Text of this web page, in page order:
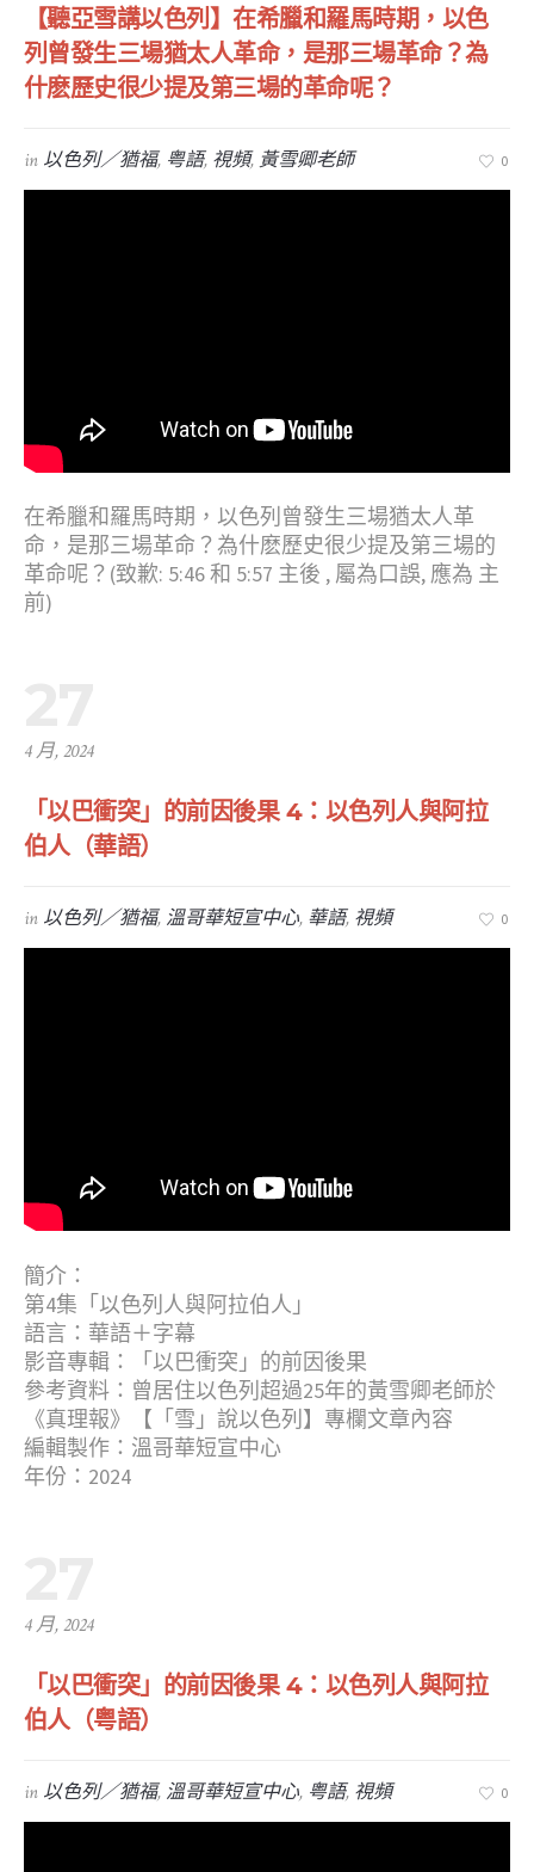
【聽亞雪講以色列】在希臘和羅馬時期，以色
列曾發生三場猶太人革命，是那三場革命？為
什麽歷史很少提及第三場的革命呢？
in 以色列／猶福, 粤語, 視頻,黃雪卿老師 0
在希臘和羅馬時期，以色列曾發生三場猶太人革
命，是那三場革命？為什麽歷史很少提及第三場的
革命呢？(致歉: 5:46 和 5:57 主後 , 屬為口誤, 應為 主
前)
4 月, 2024
「以巴衝突」的前因後果 4：以色列人與阿拉
伯人（華語）
in 以色列／猶福, 溫哥華短宣中心, 華語, 視頻 0
簡介：
第4集「以色列人與阿拉伯人」
語言：華語＋字幕
影音專輯：「以巴衝突」的前因後果
參考資料：曾居住以色列超過25年的黃雪卿老師於
《真理報》【「雪」說以色列】專欄文章內容
編輯製作：溫哥華短宣中心
年份：2024
4 月, 2024
「以巴衝突」的前因後果 4：以色列人與阿拉
伯人（粤語）
in 以色列／猶福, 溫哥華短宣中心, 粤語, 視頻 0